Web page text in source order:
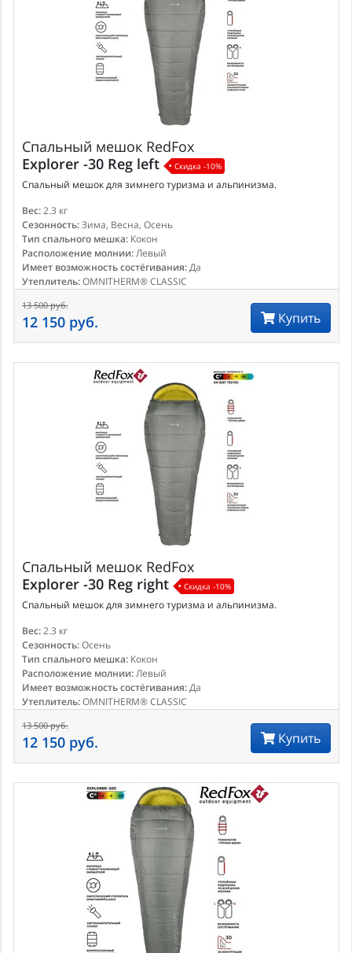
Спальный мешок RedFox
Explorer -30 Reg left
Скидка -10%
Спальный мешок для зимнего туризма и альпинизма.
Вес:2.3 кг
Сезонность:Зима, Весна, Осень
Тип спального мешка: Кокон
Расположение молнии:Левый
Имеет возможность состёгивания:Да
Утеплитель:OMNITHERM® CLASSIC
13 500 руб.
12 150 руб. Купить
Спальный мешок RedFox
Explorer -30 Reg right
Скидка -10%
Спальный мешок для зимнего туризма и альпинизма.
Вес:2.3 кг
Сезонность:Осень
Тип спального мешка: Кокон
Расположение молнии:Левый
Имеет возможность состёгивания:Да
Утеплитель:OMNITHERM® CLASSIC
13 500 руб.
12 150 руб. Купить